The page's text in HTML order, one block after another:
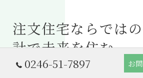
注文住宅ならでは
計で未来を住む
0246-51-7897 お